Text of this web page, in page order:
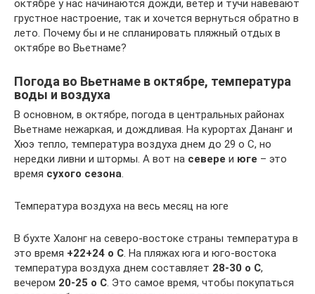
октябре у нас начинаются дожди, ветер и тучи навевают
грустное настроение, так и хочется вернуться обратно в
лето. Почему бы и не спланировать пляжный отдых в
октябре во Вьетнаме?
Погода во Вьетнаме в октябре, температура
воды и воздуха
В основном, в октябре, погода в центральных районах
Вьетнаме нежаркая, и дождливая. На курортах Дананг и
Хюэ тепло, температура воздуха днем до 29 о С, но
нередки ливни и штормы. А вот на севере и юге – это
время сухого сезона.
Температура воздуха на весь месяц на юге
В бухте Халонг на северо-востоке страны температура в
это время +22+24 о С. На пляжах юга и юго-востока
температура воздуха днем составляет 28-30 о С,
вечером 20-25 о С. Это самое время, чтобы покупаться